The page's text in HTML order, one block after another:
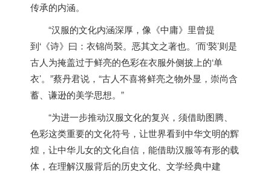
传承的内涵。
“汉服的文化内涵深厚，像《中庸》里曾提
到‘《诗》曰：衣锦尚褧。恶其文之著也。’而‘褧’则是
古人为掩盖过于鲜亮的色彩在衣服外侧披上的‘单
衣’。”蔡丹君说，“古人不喜将鲜亮之物外显，崇尚含
蓄、谦逊的美学思想。”
“为进一步推动汉服文化的复兴，须借助图腾、
色彩这类重要的文化符号，让世界看到中华文明的辉
煌，让中华儿女的文化自信，能借助汉服等有形的载
体，在理解汉服背后的历史文化、文学经典中建